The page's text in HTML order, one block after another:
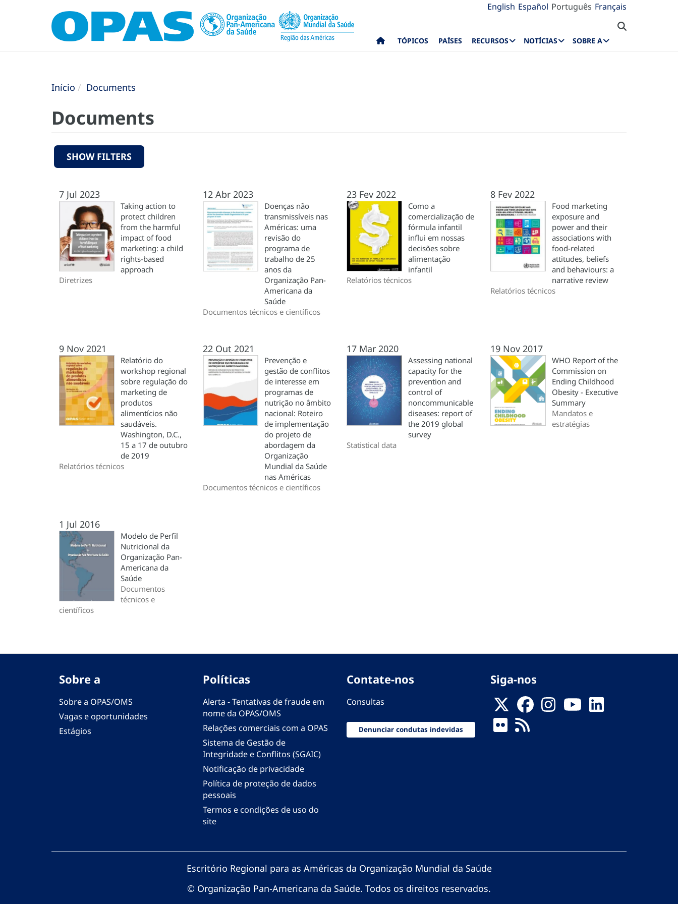
English Español Português Français
TÓPICOS PAÍSES RECURSOS NOTÍCIAS SOBRE A
Início Documents
Documents
SHOW FILTERS
7 Jul 2023
Taking action to
protect children
from the harmful
impact of food
marketing: a child
rights-based
approach
Diretrizes
12 Abr 2023
Doenças não
transmissíveis nas
Américas: uma
revisão do
programa de
trabalho de 25
anos da
Organização Pan-
Americana da
Saúde
Documentos técnicos e científicos
23 Fev 2022
Como a
comercialização de
fórmula infantil
influi em nossas
decisões sobre
alimentação
infantil
Relatórios técnicos
8 Fev 2022
Food marketing
exposure and
power and their
associations with
food-related
attitudes, beliefs
and behaviours: a
narrative review
Relatórios técnicos
9 Nov 2021
Relatório do
workshop regional
sobre regulação do
marketing de
produtos
alimentícios não
saudáveis.
Washington, D.C.,
15 a 17 de outubro
de 2019
Relatórios técnicos
22 Out 2021
Prevenção e
gestão de conflitos
de interesse em
programas de
nutrição no âmbito
nacional: Roteiro
de implementação
do projeto de
abordagem da
Organização
Mundial da Saúde
nas Américas
Documentos técnicos e científicos
17 Mar 2020
Assessing national
capacity for the
prevention and
control of
noncommunicable
diseases: report of
the 2019 global
survey
Statistical data
19 Nov 2017
WHO Report of the
Commission on
Ending Childhood
Obesity - Executive
Summary
Mandatos e
estratégias
1 Jul 2016
Modelo de Perfil
Nutricional da
Organização Pan-
Americana da
Saúde
Documentos
técnicos e
científicos
Sobre a
Sobre a OPAS/OMS
Vagas e oportunidades
Estágios
Políticas
Alerta - Tentativas de fraude em
nome da OPAS/OMS
Relações comerciais com a OPAS
Sistema de Gestão de
Integridade e Conflitos (SGAIC)
Notificação de privacidade
Política de proteção de dados
pessoais
Termos e condições de uso do
site
Contate-nos
Consultas
Denunciar condutas indevidas
Siga-nos
Escritório Regional para as Américas da Organização Mundial da Saúde
© Organização Pan-Americana da Saúde. Todos os direitos reservados.